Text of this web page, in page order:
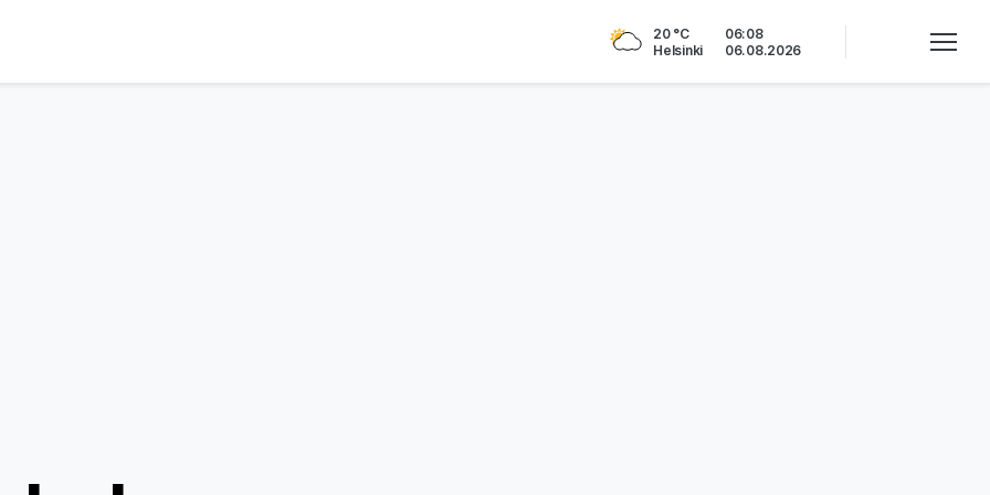
20 °C
Helsinki
06:08
06.08.2026